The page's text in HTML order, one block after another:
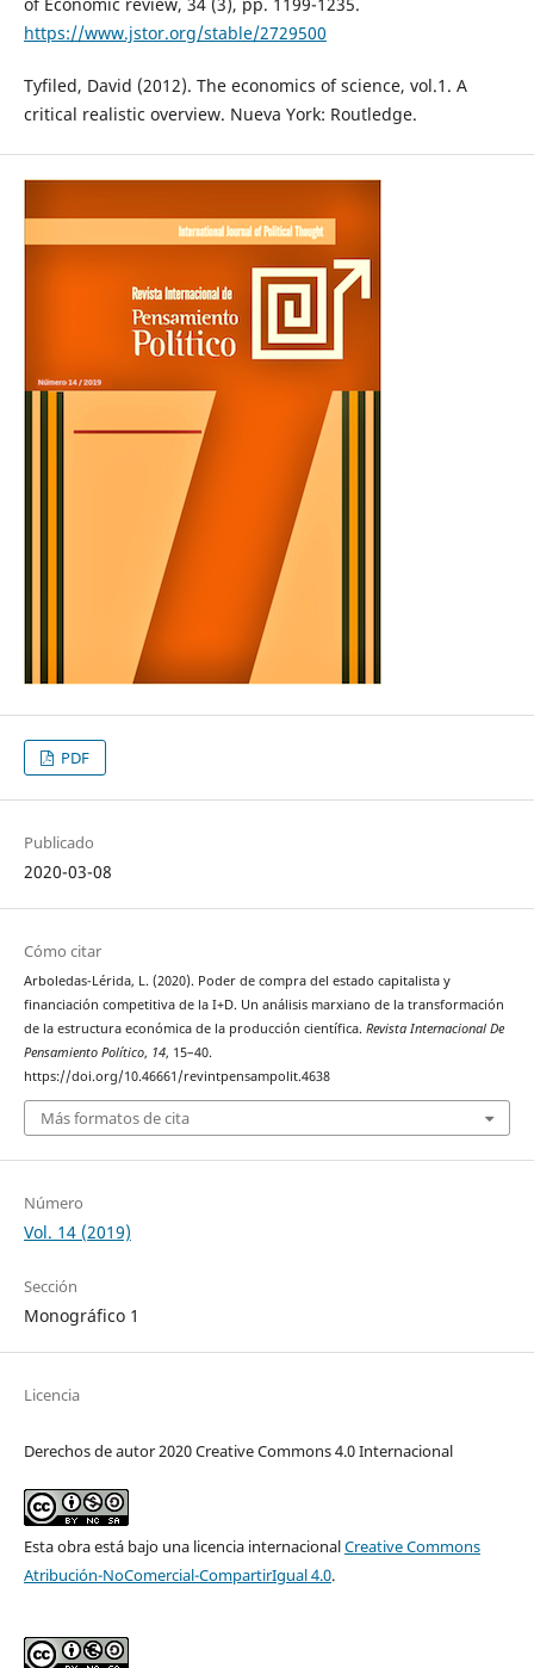
of Economic review, 34 (3), pp. 1199-1235.
https://www.jstor.org/stable/2729500
Tyfiled, David (2012). The economics of science, vol.1. A
critical realistic overview. Nueva York: Routledge.
PDF
Publicado
2020-03-08
Cómo citar
Arboledas-Lérida, L. (2020). Poder de compra del estado capitalista y
financiación competitiva de la I+D. Un análisis marxiano de la transformación
de la estructura económica de la producción científica. Revista Internacional De
Pensamiento Político, 14, 15–40.
https://doi.org/10.46661/revintpensampolit.4638
Más formatos de cita
Número
Vol. 14 (2019)
Sección
Monográfico 1
Licencia
Derechos de autor 2020 Creative Commons 4.0 Internacional
Esta obra está bajo una licencia internacionalCreative Commons
Atribución-NoComercial-CompartirIgual 4.0.